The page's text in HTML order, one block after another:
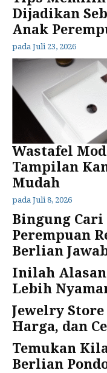
Dijadikan
Anak
pada Juli 23, 2026
Wastafel
Tampilan
Mudah
pada Juli 8, 2026
Bingung
Perempuan
Berlian
Inilah
Lebih
Jewelry
Harga, dan
Temukan
Berlian